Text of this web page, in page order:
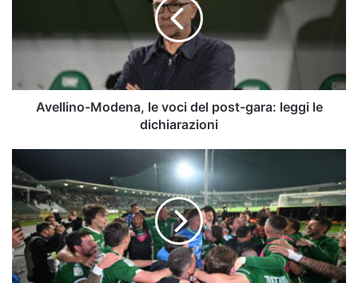
post-
le
dichiarazioni
Avellino-Modena, le voci del post-gara: leggi le
dichiarazioni
Avellino,
chi
passa
il
turno?
Orario,
regolamento